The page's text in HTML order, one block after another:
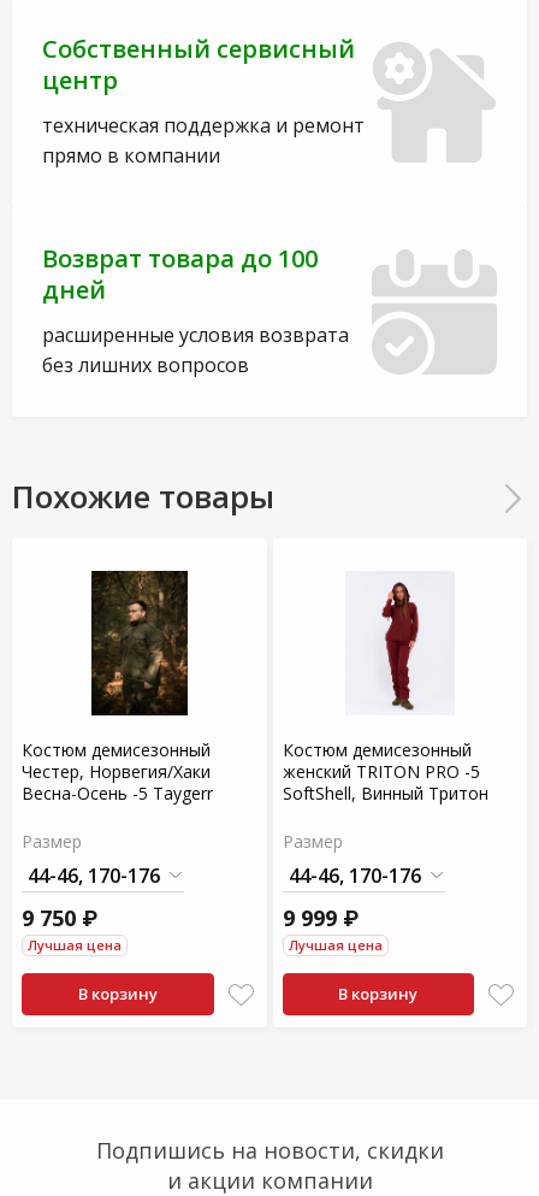
Собственный сервисный
центр
техническая поддержка и ремонт
прямо в компании
Возврат товара до 100
дней
расширенные условия возврата
без лишних вопросов
Похожие товары
Костюм демисезонный
Честер, Норвегия/Хаки
Весна-Осень -5 Taygerr
Размер
9 750 ₽
Лучшая цена
В корзину
Костюм демисезонный
женский TRITON PRO -5
SoftShell, Винный Тритон
Размер
9 999 ₽
Лучшая цена
В корзину
Подпишись на новости, скидки
и акции компании